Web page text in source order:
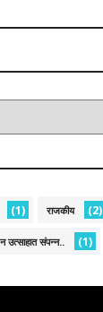
(1) राजकीय (2)
उत्साहात संपन्न.. (1)